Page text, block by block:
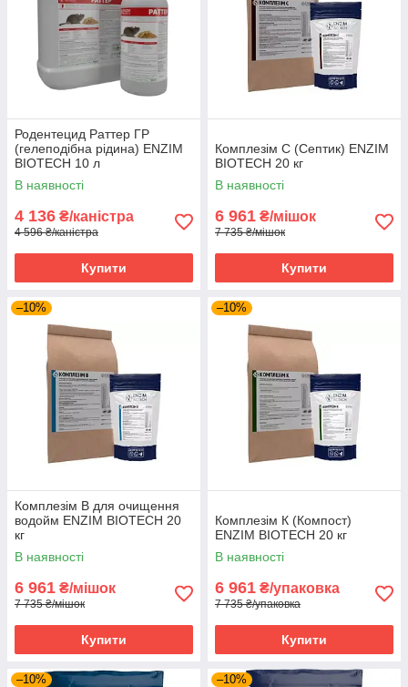
Родентецид Раттер ГР
(гелеподібна рідина) ENZIM
BIOTECH 10 л
В наявності
4 136 ₴/каністра
4 596 ₴/каністра
Купити
Комплезім С (Септик) ENZIM
BIOTECH 20 кг
В наявності
6 961 ₴/мішок
7 735 ₴/мішок
Купити
–10%
Комплезім В для очищення
водойм ENZIM BIOTECH 20
кг
В наявності
6 961 ₴/мішок
7 735 ₴/мішок
Купити
–10%
Комплезім К (Компост)
ENZIM BIOTECH 20 кг
В наявності
6 961 ₴/упаковка
7 735 ₴/упаковка
Купити
–10% –10%